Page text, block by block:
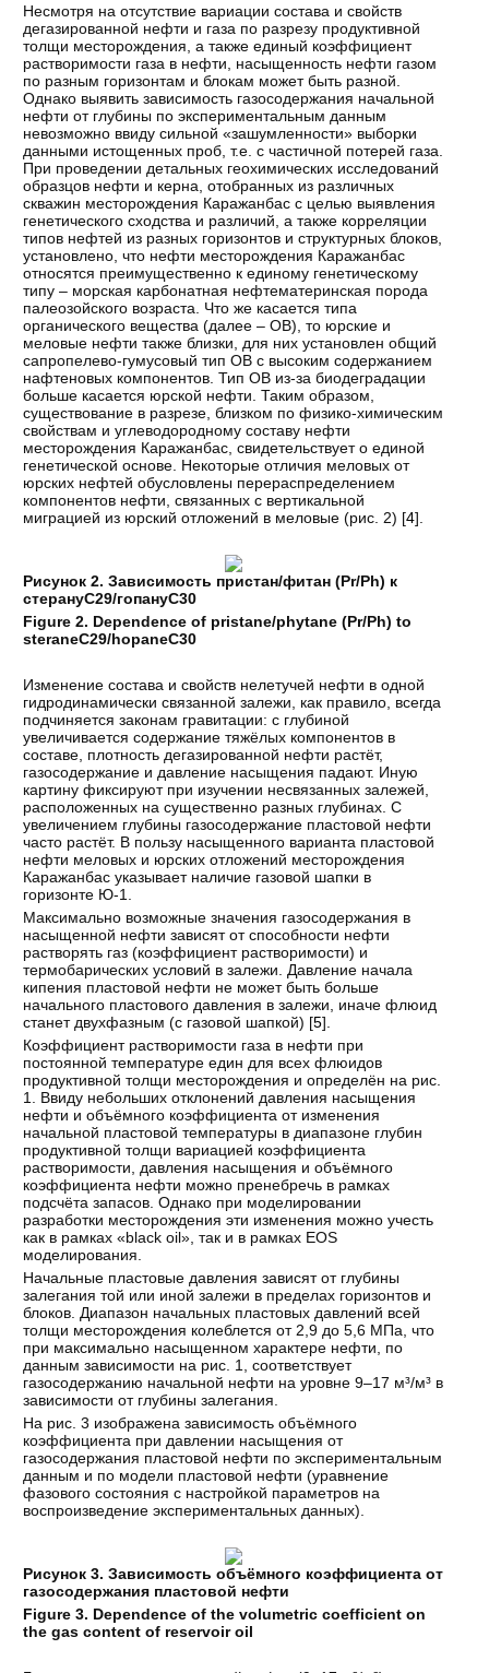
Несмотря на отсутствие вариации состава и свойств
дегазированной нефти и газа по разрезу продуктивной
толщи месторождения, а также единый коэффициент
растворимости газа в нефти, насыщенность нефти газом
по разным горизонтам и блокам может быть разной.
Однако выявить зависимость газосодержания начальной
нефти от глубины по экспериментальным данным
невозможно ввиду сильной «зашумленности» выборки
данными истощенных проб, т.е. с частичной потерей газа.
При проведении детальных геохимических исследований
образцов нефти и керна, отобранных из различных
скважин месторождения Каражанбас с целью выявления
генетического сходства и различий, а также корреляции
типов нефтей из разных горизонтов и структурных блоков,
установлено, что нефти месторождения Каражанбас
относятся преимущественно к единому генетическому
типу – морская карбонатная нефтематеринская порода
палеозойского возраста. Что же касается типа
органического вещества (далее – ОВ), то юрские и
меловые нефти также близки, для них установлен общий
сапропелево-гумусовый тип ОВ с высоким содержанием
нафтеновых компонентов. Тип ОВ из-за биодеградации
больше касается юрской нефти. Таким образом,
существование в разрезе, близком по физико-химическим
свойствам и углеводородному составу нефти
месторождения Каражанбас, свидетельствует о единой
генетической основе. Некоторые отличия меловых от
юрских нефтей обусловлены перераспределением
компонентов нефти, связанных с вертикальной
миграцией из юрский отложений в меловые (рис. 2) [4].
Рисунок 2. Зависимость пристан/фитан (Pr/Ph) к
стерануС29/гопануС30
Figure 2. Dependence of pristane/phytane (Pr/Ph) to
steraneС29/hopaneС30
Изменение состава и свойств нелетучей нефти в одной
гидродинамически связанной залежи, как правило, всегда
подчиняется законам гравитации: с глубиной
увеличивается содержание тяжёлых компонентов в
составе, плотность дегазированной нефти растёт,
газосодержание и давление насыщения падают. Иную
картину фиксируют при изучении несвязанных залежей,
расположенных на существенно разных глубинах. С
увеличением глубины газосодержание пластовой нефти
часто растёт. В пользу насыщенного варианта пластовой
нефти меловых и юрских отложений месторождения
Каражанбас указывает наличие газовой шапки в
горизонте Ю-1.
Максимально возможные значения газосодержания в
насыщенной нефти зависят от способности нефти
растворять газ (коэффициент растворимости) и
термобарических условий в залежи. Давление начала
кипения пластовой нефти не может быть больше
начального пластового давления в залежи, иначе флюид
станет двухфазным (с газовой шапкой) [5].
Коэффициент растворимости газа в нефти при
постоянной температуре един для всех флюидов
продуктивной толщи месторождения и определён на рис.
1. Ввиду небольших отклонений давления насыщения
нефти и объёмного коэффициента от изменения
начальной пластовой температуры в диапазоне глубин
продуктивной толщи вариацией коэффициента
растворимости, давления насыщения и объёмного
коэффициента нефти можно пренебречь в рамках
подсчёта запасов. Однако при моделировании
разработки месторождения эти изменения можно учесть
как в рамках «black oil», так и в рамках EOS
моделирования.
Начальные пластовые давления зависят от глубины
залегания той или иной залежи в пределах горизонтов и
блоков. Диапазон начальных пластовых давлений всей
толщи месторождения колеблется от 2,9 до 5,6 МПа, что
при максимально насыщенном характере нефти, по
данным зависимости на рис. 1, соответствует
газосодержанию начальной нефти на уровне 9–17 м³/м³ в
зависимости от глубины залегания.
На рис. 3 изображена зависимость объёмного
коэффициента при давлении насыщения от
газосодержания пластовой нефти по экспериментальным
данным и по модели пластовой нефти (уравнение
фазового состояния с настройкой параметров на
воспроизведение экспериментальных данных).
Рисунок 3. Зависимость объёмного коэффициента от
газосодержания пластовой нефти
Figure 3. Dependence of the volumetric coefficient on
the gas content of reservoir oil